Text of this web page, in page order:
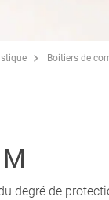
Boitiers de
degré de